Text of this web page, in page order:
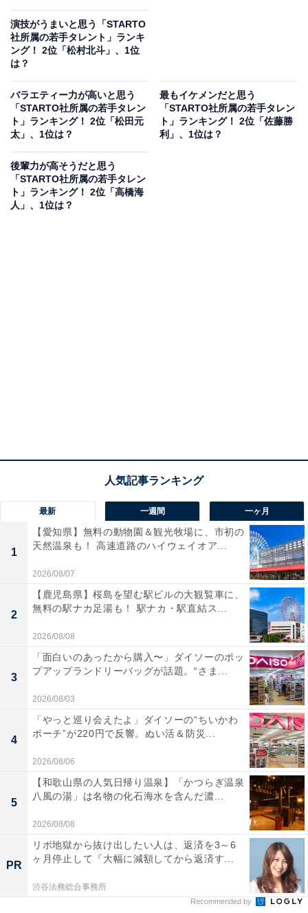
演技がうまいと思う「STARTO
社所属の若手タレント」ランキ
ング！ 2位「松村北斗」、1位
は？
バラエティー力が高いと思う
「STARTO社所属の若手タレン
ト」ランキング！ 2位「松田元
太」、1位は？
最もイケメンだと思う
「STARTO社所属の若手タレン
ト」ランキング！ 2位「佐藤勝
利」、1位は？
後輩力が高そうだと思う
「STARTO社所属の若手タレン
ト」ランキング！ 2位「高橋海
人」、1位は？
最新 一週間 一ヶ月
1
【愛知県】無料の動物園＆観光牧場に、市初の
天然温泉も！ 高速道路のハイウェイオア...
2026/08/07
2
【鹿児島県】桜島を望む駅ビルの大観覧車に、
無料の駅ナカ足湯も！ 駅ナカ・駅直結ス...
2026/08/08
3
「面白いのあったから購入〜」ダイソーのポッ
プアップランドリーバッグが話題。“さま...
2026/08/03
4
「やっと巡り会えたよ」ダイソーの“ちいかわ
ポーチ”が220円で反響。ぬい活＆防災...
2026/08/06
5
【和歌山県の人気日帰り温泉】「かつらぎ温泉
八風の湯」は名物の化石海水を含んだ濃...
2026/08/08
PR
リボ地獄から抜け出したい人は、返済を3～6
ヶ月停止して『大幅に減額してから返済す...
渋谷法務総合事務所
Recommended by